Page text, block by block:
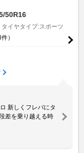
50R16
タイヤタイプ:スポーツ
）
新しくフレバにタ
差を乗り越える時